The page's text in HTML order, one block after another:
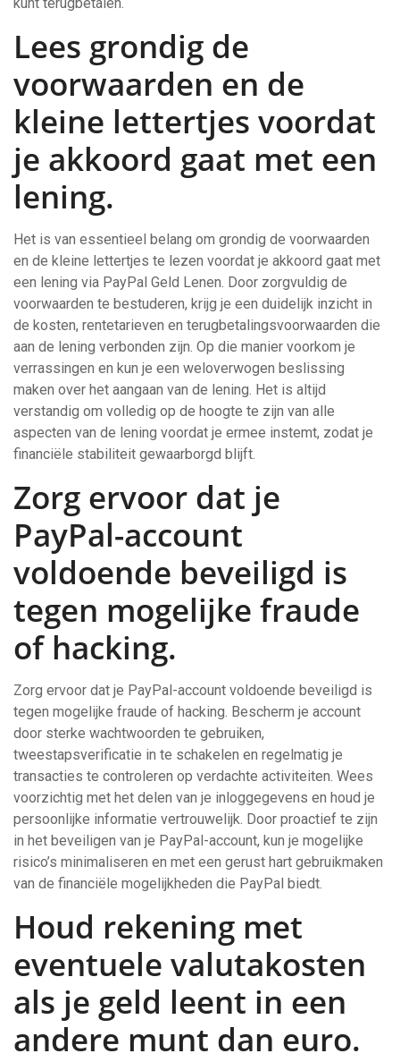
Lees grondig de
voorwaarden en de
kleine lettertjes voordat
je akkoord gaat met een
lening.
Het is van essentieel belang om grondig de voorwaarden
en de kleine lettertjes te lezen voordat je akkoord gaat met
een lening via PayPal Geld Lenen. Door zorgvuldig de
voorwaarden te bestuderen, krijg je een duidelijk inzicht in
de kosten, rentetarieven en terugbetalingsvoorwaarden die
aan de lening verbonden zijn. Op die manier voorkom je
verrassingen en kun je een weloverwogen beslissing
maken over het aangaan van de lening. Het is altijd
verstandig om volledig op de hoogte te zijn van alle
aspecten van de lening voordat je ermee instemt, zodat je
financiële stabiliteit gewaarborgd blijft.
Zorg ervoor dat je
PayPal-account
voldoende beveiligd is
tegen mogelijke fraude
of hacking.
Zorg ervoor dat je PayPal-account voldoende beveiligd is
tegen mogelijke fraude of hacking. Bescherm je account
door sterke wachtwoorden te gebruiken,
tweestapsverificatie in te schakelen en regelmatig je
transacties te controleren op verdachte activiteiten. Wees
voorzichtig met het delen van je inloggegevens en houd je
persoonlijke informatie vertrouwelijk. Door proactief te zijn
in het beveiligen van je PayPal-account, kun je mogelijke
risico’s minimaliseren en met een gerust hart gebruikmaken
van de financiële mogelijkheden die PayPal biedt.
Houd rekening met
eventuele valutakosten
als je geld leent in een
andere munt dan euro.